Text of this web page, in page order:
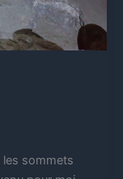
les sommets